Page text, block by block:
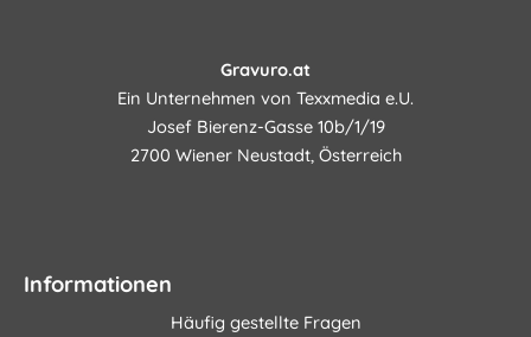
Gravuro.at
Ein Unternehmen von Texxmedia e.U.
Josef Bierenz-Gasse 10b/1/19
2700 Wiener Neustadt, Österreich
Informationen
Häufig gestellte Fragen